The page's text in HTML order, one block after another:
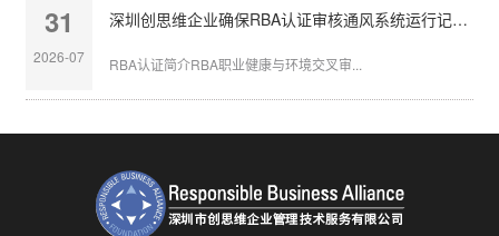
31
2026-07
深圳创思维企业确保RBA认证审核通风系统运行记录完整
RBA认证简介RBA职业健康与环境交叉审...